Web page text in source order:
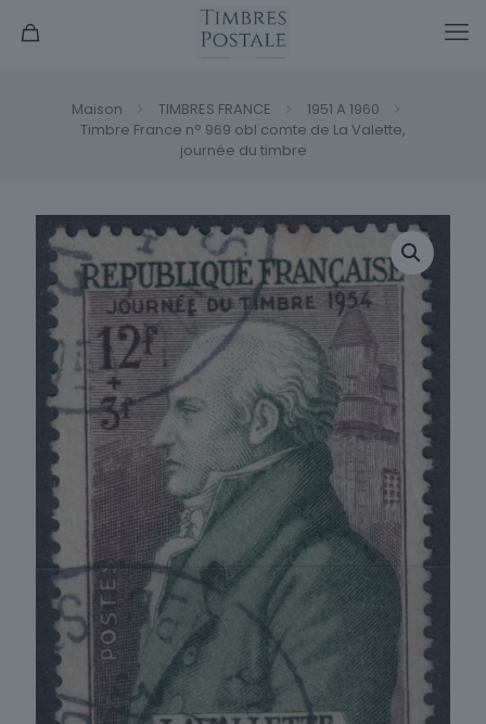
Maison TIMBRES FRANCE
1951 A 1960
Timbre France n° 969 obl comte de La Valette,
journée du timbre